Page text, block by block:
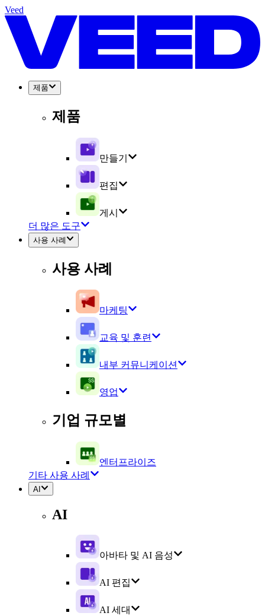
Veed
제품
제품
만들기
편집
게시
더 많은 도구
사용 사례
사용 사례
마케팅
교육 및 훈련
내부 커뮤니케이션
영업
기업 규모별
엔터프라이즈
기타 사용 사례
AI
AI
아바타 및 AI 음성
AI 편집
AI 세대